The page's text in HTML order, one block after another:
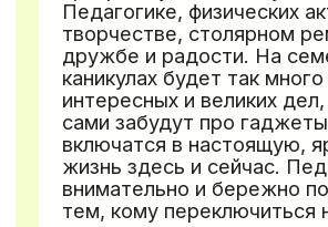
−8:45 —Зарядка, практика
настройки на день
−10:00 —Завтрак
10:00−11:00 —Урок доброты для детей и
родителей
11:00−12:20 —Школа для родителей,
вопрос-ответ; детская программа
12:20−12:40 —Фруктовая пауза
12:40−14:00 —Школа для родителей,
вопрос-ответ; детская программа
14:00−15:00 —Обед
15:00−16:00 — Свободное время
16:00 − 18:30 —Семейные клубы: